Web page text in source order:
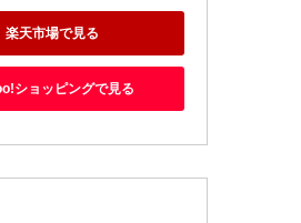
楽天市場で見る
ショッピングで見る